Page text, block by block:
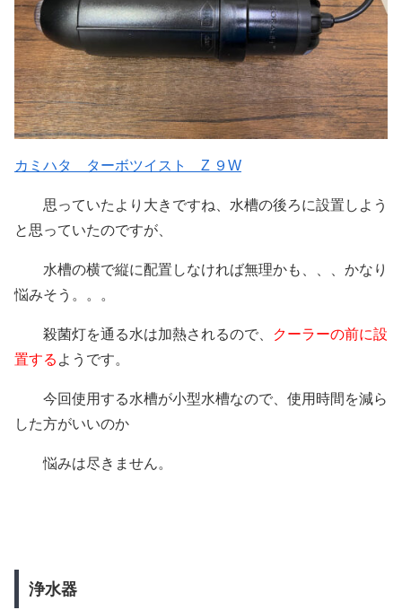
カミハタ ターボツイスト Z ９W
思っていたより大きですね、水槽の後ろに設置しよう
と思っていたのですが、
水槽の横で縦に配置しなければ無理かも、、、かなり
悩みそう。。。
殺菌灯を通る水は加熱されるので、
クーラーの前に設
置する ようです。
今回使用する水槽が小型水槽なので、使用時間を減ら
した方がいいのか
悩みは尽きません。
浄水器